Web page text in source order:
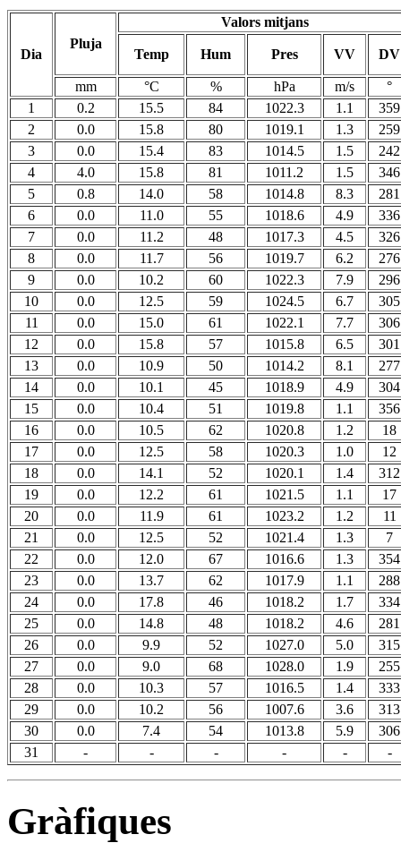
Dia
Pluja
Valors mitjans
Temp Hum Pres VV DV
mm °C % hPa m/s
°
1
0.2 15.5 84 1022.3 1.1
359
2
0.0 15.8 80 1019.1 1.3
259
3
0.0 15.4 83 1014.5 1.5
242
4
4.0 15.8 81 1011.2 1.5
346
5
0.8 14.0 58 1014.8 8.3
281
6
0.0 11.0 55 1018.6 4.9
336
7
0.0 11.2 48 1017.3 4.5
326
8
0.0 11.7 56 1019.7 6.2
276
9
0.0 10.2 60 1022.3 7.9
296
10
0.0 12.5 59 1024.5 6.7
305
11
0.0 15.0 61 1022.1 7.7
306
12
0.0 15.8 57 1015.8 6.5
301
13
0.0 10.9 50 1014.2 8.1
277
14
0.0 10.1 45 1018.9 4.9
304
15
0.0 10.4 51 1019.8 1.1
356
16
0.0 10.5 62 1020.8 1.2
18
17
0.0 12.5 58 1020.3 1.0
12
18
0.0 14.1 52 1020.1 1.4
312
19
0.0 12.2 61 1021.5 1.1
17
20
0.0 11.9 61 1023.2 1.2
11
21
0.0 12.5 52 1021.4 1.3
7
22
0.0 12.0 67 1016.6 1.3
354
23
0.0 13.7 62 1017.9 1.1
288
24
0.0 17.8 46 1018.2 1.7
334
25
0.0 14.8 48 1018.2 4.6
281
26
0.0 9.9 52 1027.0 5.0
315
27
0.0 9.0 68 1028.0 1.9
255
28
0.0 10.3 57 1016.5 1.4
333
29
0.0 10.2 56 1007.6 3.6
313
30
0.0 7.4 54 1013.8 5.9
306
31
- - - - - -
Gràfiques